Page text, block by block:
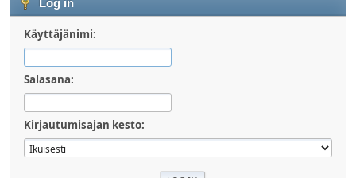
Log in
Käyttäjänimi:
Salasana:
Kirjautumisajan kesto: